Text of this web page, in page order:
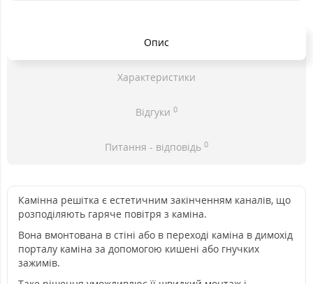
Опис
Характеристики
Відгуки 0
Питання - відповідь 0
Камінна решітка є естетичним закінченням каналів, що
розподіляють гаряче повітря з каміна.
Вона вмонтована в стіні або в переході каміна в димохід
порталу каміна за допомогою кишені або гнучких
зажимів.